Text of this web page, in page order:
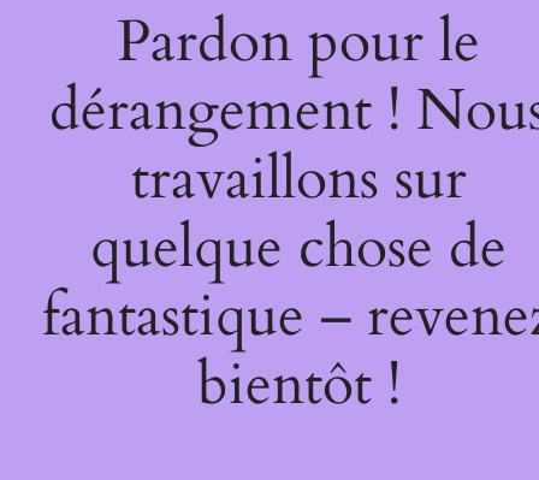
Pardon pour le
dérangement !
travaillons sur
quelque chose de
fantastique –
bientôt !